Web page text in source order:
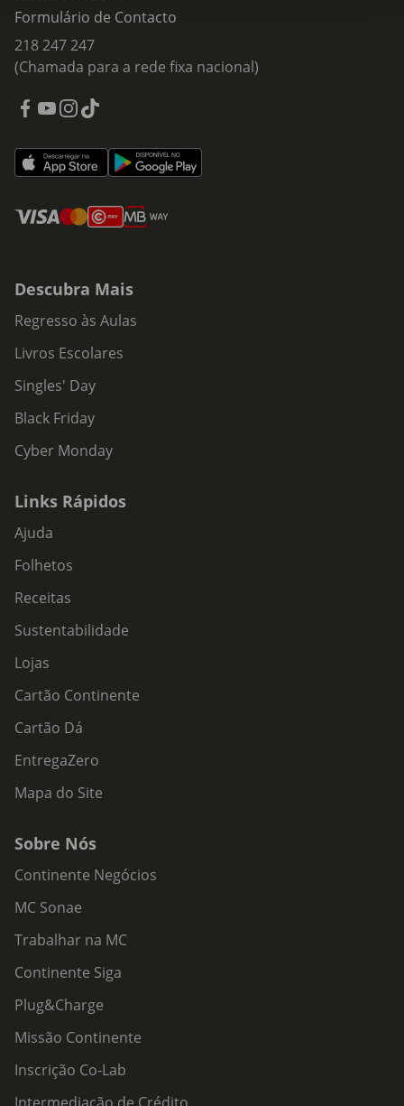
Formulário de Contacto
218 247 247
(Chamada para a rede fixa nacional)
Descubra Mais
Regresso às Aulas
Livros Escolares
Singles' Day
Black Friday
Cyber Monday
Links Rápidos
Ajuda
Folhetos
Receitas
Sustentabilidade
Lojas
Cartão Continente
Cartão Dá
EntregaZero
Mapa do Site
Sobre Nós
Continente Negócios
MC Sonae
Trabalhar na MC
Continente Siga
Plug&Charge
Missão Continente
Inscrição Co-Lab